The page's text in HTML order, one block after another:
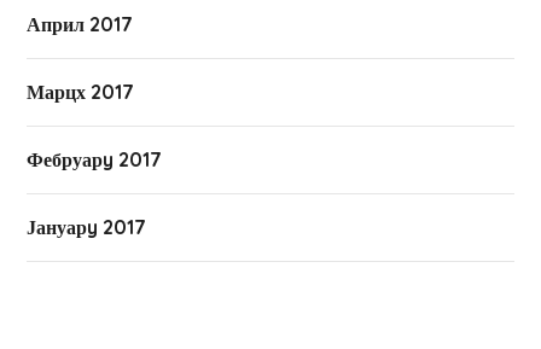
Април 2017
Марцх 2017
Фебруарy 2017
Јануарy 2017